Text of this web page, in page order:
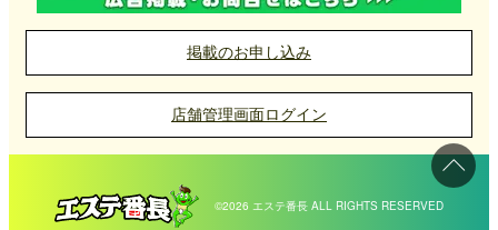
ックスできる空間づくりに力を入れています。施術
ルームは緑や木の温もりを感じるようなデザインが
取り入れられていることが多く、心身ともに癒やし
を提供しています。
宇都宮市を中心とした繁華街エリアではマンション
取手
土浦
前橋
館林
小山
吉祥寺
府中
町田
中野
横浜
川崎
伊勢佐木長者町
千葉県
千葉
松戸
柏
埼玉県
浦和
秋田県 青森県
福島県
福岡県 大分県
熊本県 鹿児島県
沖縄県 佐賀県
中国
岡山県 広島県
山口県 鳥取県
島根県
北陸・甲信越
福井県 新潟県
四国
愛媛県 香川県
掲載のお申し込み
店舗管理画面ログイン
©2026 エステ番長 ALL RIGHTS RESERVED